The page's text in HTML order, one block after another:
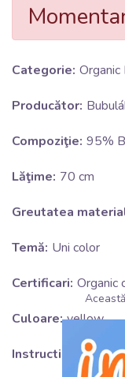
Categorie:
Producător:
Compoziţie: 95%
Lăţime: 70 cm
Greutatea
Temă: Uni color
Certificari: Organic
Culoare: yellow
Instructiuni de